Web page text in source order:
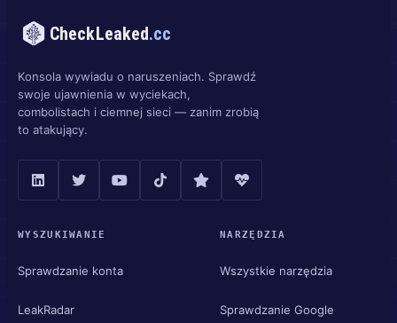
CheckLeaked.cc
Konsola wywiadu o naruszeniach. Sprawdź
swoje ujawnienia w wyciekach,
combolistach i ciemnej sieci — zanim zrobią
to atakujący.
WYSZUKIWANIE
Sprawdzanie konta
LeakRadar
NARZĘDZIA
Wszystkie narzędzia
Sprawdzanie Google